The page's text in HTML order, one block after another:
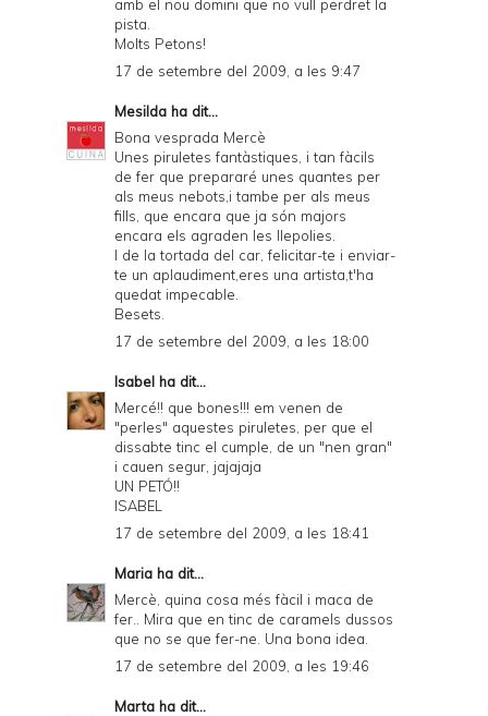
amb el nou domini que no vull perdret la
pista.
Molts Petons!
17 de setembre del 2009, a les 9:47
Mesilda ha dit...
Bona vesprada Mercè
Unes piruletes fantàstiques, i tan fàcils
de fer que prepararé unes quantes per
als meus nebots,i tambe per als meus
fills, que encara que ja són majors
encara els agraden les llepolies.
I de la tortada del car, felicitar-te i enviar-
te un aplaudiment,eres una artista,t'ha
quedat impecable.
Besets.
17 de setembre del 2009, a les 18:00
Isabel ha dit...
Mercé!! que bones!!! em venen de
"perles" aquestes piruletes, per que el
dissabte tinc el cumple, de un "nen gran"
i cauen segur, jajajaja
UN PETÓ!!
ISABEL
17 de setembre del 2009, a les 18:41
Maria ha dit...
Mercè, quina cosa més fàcil i maca de
fer.. Mira que en tinc de caramels dussos
que no se que fer-ne. Una bona idea.
17 de setembre del 2009, a les 19:46
Marta ha dit...